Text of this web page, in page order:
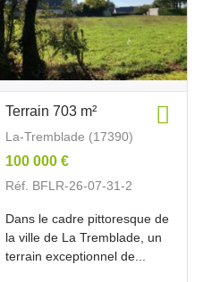
Terrain 703 m²
La-Tremblade (17390)
100 000 €
Réf. BFLR-26-07-31-2
Dans le cadre pittoresque de
la ville de La Tremblade, un
terrain exceptionnel de...